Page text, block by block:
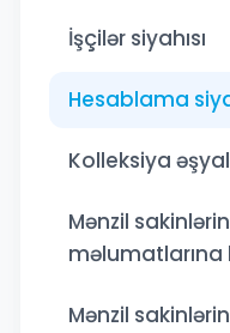
İşçilər siyahısı
Hesablama
Kolleksiya
Mənzil
Mənzil